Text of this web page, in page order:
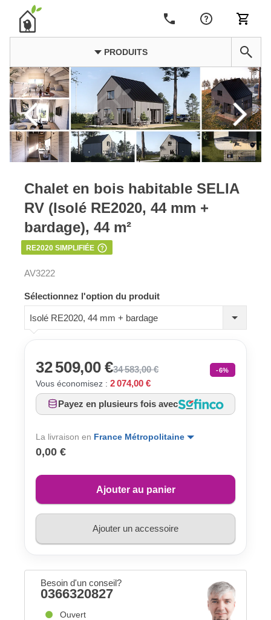
PRODUITS
Chalet en bois habitable SELIA
RV (Isolé RE2020, 44 mm +
bardage), 44 m²
RE2020 SIMPLIFIÉE
AV3222
Sélectionnez l'option du produit
Isolé RE2020, 44 mm + bardage
32 509,00 €34 583,00 € -6%
Vous économisez : 2 074,00 €
Payez en plusieurs fois avec
La livraison en France Métropolitaine
0,00 €
Ajouter au panier
Ajouter un accessoire
Besoin d'un conseil?
0366320827
Ouvert